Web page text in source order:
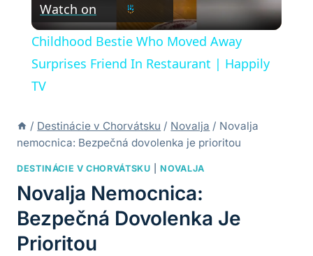
Video
Watch on
Childhood Bestie Who Moved Away
Surprises Friend In Restaurant | Happily
TV
/ Destinácie v Chorvátsku / Novalja / Novalja
nemocnica: Bezpečná dovolenka je prioritou
DESTINÁCIE V CHORVÁTSKU |NOVALJA
Novalja Nemocnica:
Bezpečná Dovolenka Je
Prioritou